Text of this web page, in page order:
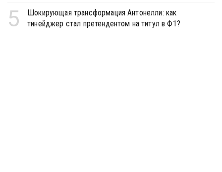
5
Шокирующая трансформация Антонелли: как
тинейджер стал претендентом на титул в Ф1?